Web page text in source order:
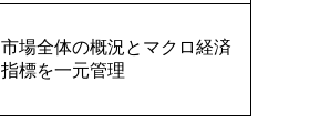
市場全体の概況とマクロ経済
指標を一元管理